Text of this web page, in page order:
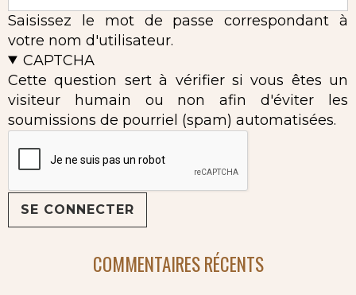
Saisissez le mot de passe correspondant à
votre nom d'utilisateur.
CAPTCHA
Cette question sert à vérifier si vous êtes un
visiteur humain ou non afin d'éviter les
soumissions de pourriel (spam) automatisées.
COMMENTAIRES RÉCENTS